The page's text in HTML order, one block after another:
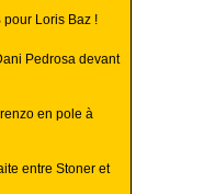
pour Loris Baz !
Pedrosa devant
en pole à
entre Stoner et